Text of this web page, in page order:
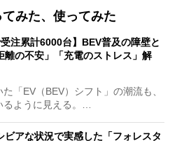
みた、使ってみた
受注累計6000台】BEV普及の障壁と
離の不安」「充電のストレス」解
「EV（BEV）シフト」の潮流も、
ように見える。…
ビアな状況で実感した「フォレスタ